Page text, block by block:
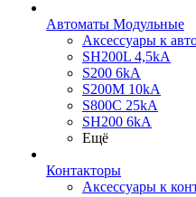
Автоматы Модульные
Аксессуары к
SH200L 4,5kA
S200 6kA
S200M 10kA
S800C 25kA
SH200 6kA
Ещё
Контакторы
Аксессуары к